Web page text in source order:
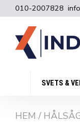
010-2007828
SVETS &
HEM /